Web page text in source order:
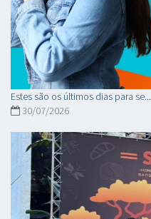
Estes são os últimos dias para se...
30/07/2026